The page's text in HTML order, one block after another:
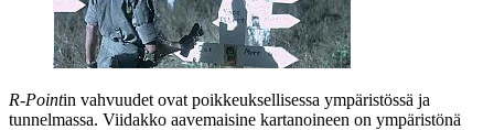
R‑Pointin vahvuudet ovat poikkeuksellisessa ympäristössä ja
tunnelmassa. Viidakko aavemaisine kartanoineen on ympäristönä